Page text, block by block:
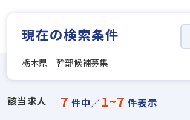
現在の検索条件
栃木県 幹部候補募集
該当求人 7 件中／1~7 件表示